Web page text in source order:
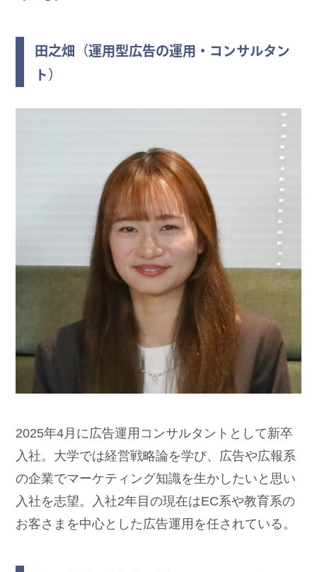
田之畑（運用型広告の運用・コンサルタン
ト）
2025年4月に広告運用コンサルタントとして新卒
入社。大学では経営戦略論を学び、広告や広報系
の企業でマーケティング知識を生かしたいと思い
入社を志望。入社2年目の現在はEC系や教育系の
お客さまを中心とした広告運用を任されている。